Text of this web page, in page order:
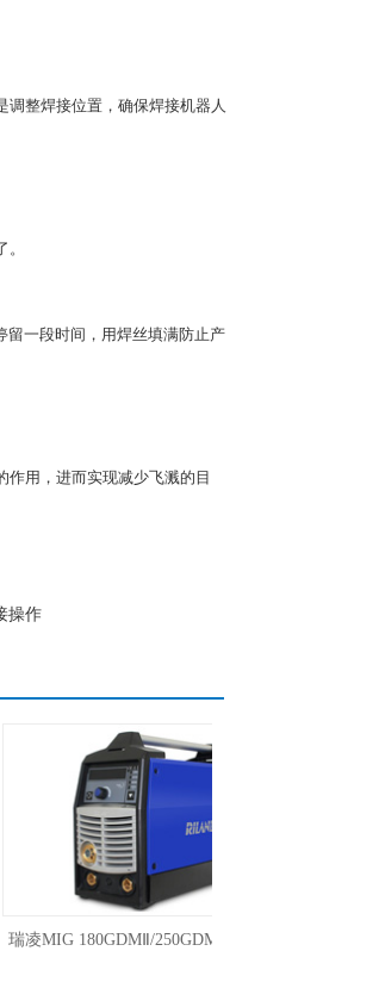
整焊接位置，确保焊接机器人
留一段时间，用焊丝填满防止产
用，进而实现减少飞溅的目
操作
凌MIG 180GDMⅡ/250GDM/300GDL一